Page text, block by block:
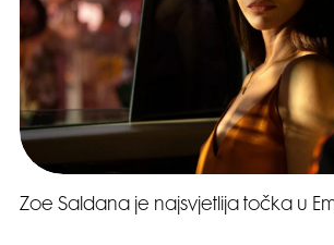
Zoe Saldana je najsvjetlija točka u